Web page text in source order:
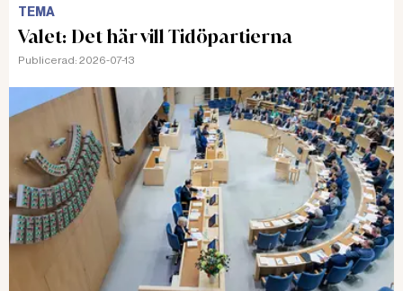
TEMA
Valet: Det här vill Tidöpartierna
Publicerad: 2026-07-13